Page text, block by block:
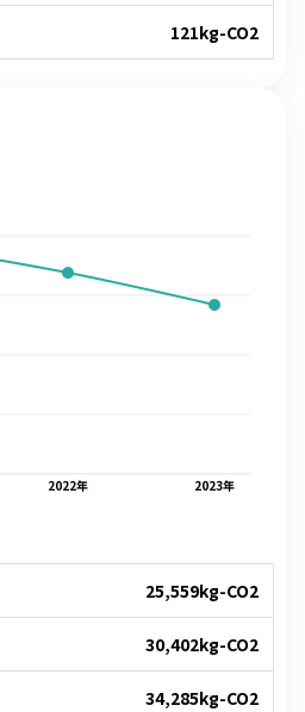
121kg-CO2
2022年 2023年
25,559kg-CO2
30,402kg-CO2
34,285kg-CO2